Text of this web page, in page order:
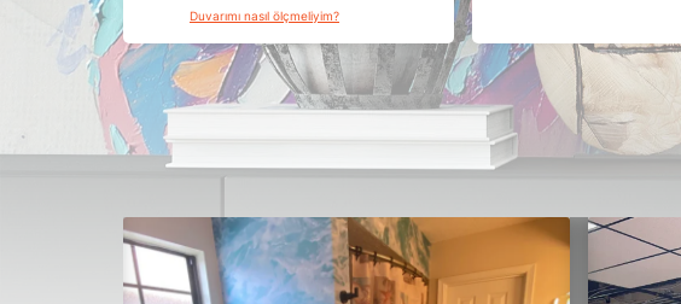
Duvarımı nasıl ölçmeliyim?